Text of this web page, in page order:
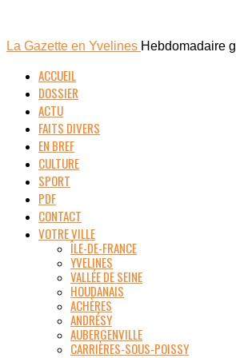
La Gazette en Yvelines Hebdomadaire
ACCUEIL
DOSSIER
ACTU
FAITS DIVERS
EN BREF
CULTURE
SPORT
PDF
CONTACT
VOTRE VILLE
ÎLE-DE-FRANCE
YVELINES
VALLÉE DE SEINE
HOUDANAIS
ACHÈRES
ANDRÉSY
AUBERGENVILLE
CARRIÈRES-SOUS-POISSY